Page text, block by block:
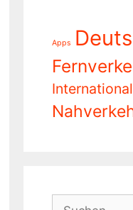
Apps
International